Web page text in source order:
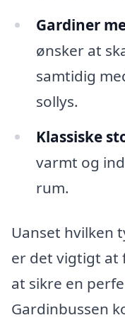
Gardiner
ønsker at
samtidig
sollys.
Klassiske
varmt og
rum.
Uanset hvilken
er det vigtigt at
at sikre en
Gardinbussen